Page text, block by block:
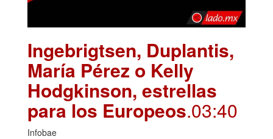
Ingebrigtsen, Duplantis,
María Pérez o Kelly
Hodgkinson, estrellas
para los Europeos.03:40
Infobae